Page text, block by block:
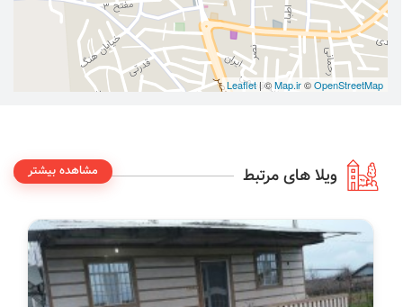
Leaflet| ©Map.ir©OpenStreetMap
ویلا های مرتبط مشاهده بیشتر